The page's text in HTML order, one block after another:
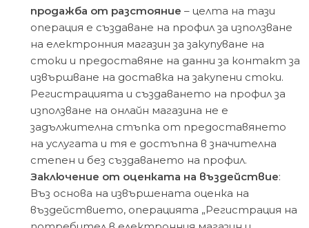
продажба от разстояние – целта на тази
операция е създаване на профил за използване
на електронния магазин за закупуване на
стоки и предоставяне на данни за контакт за
извършване на доставка на закупени стоки.
Регистрацията и създаването на профил за
използване на онлайн магазина не е
задължителна стъпка от предоставянето
на услугата и тя е достъпна в значителна
степен и без създаването на профил.
Заключение от оценката на въздействие:
Въз основа на извършената оценка на
въздействието, операцията „Регистрация на